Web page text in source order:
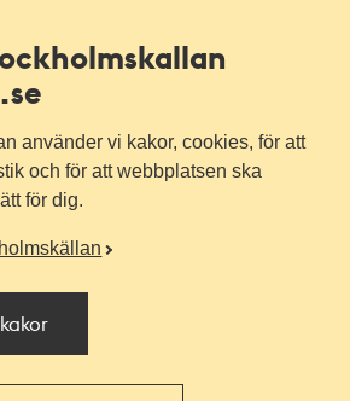
använder vi kakor, cookies, för att
och för att webbplatsen ska
för dig.